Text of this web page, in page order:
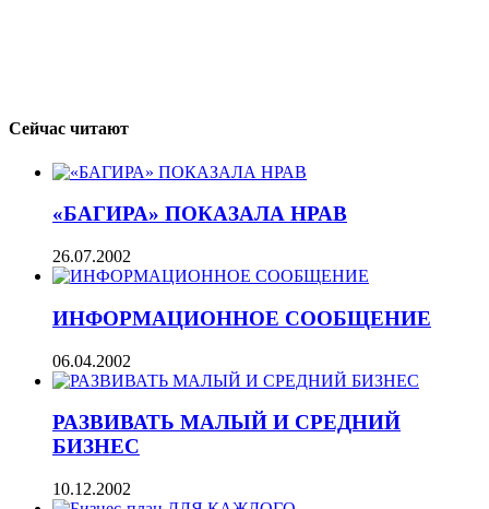
Сейчас читают
«БАГИРА» ПОКАЗАЛА НРАВ
26.07.2002
ИНФОРМАЦИОННОЕ СООБЩЕНИЕ
06.04.2002
РАЗВИВАТЬ МАЛЫЙ И СРЕДНИЙ
БИЗНЕС
10.12.2002